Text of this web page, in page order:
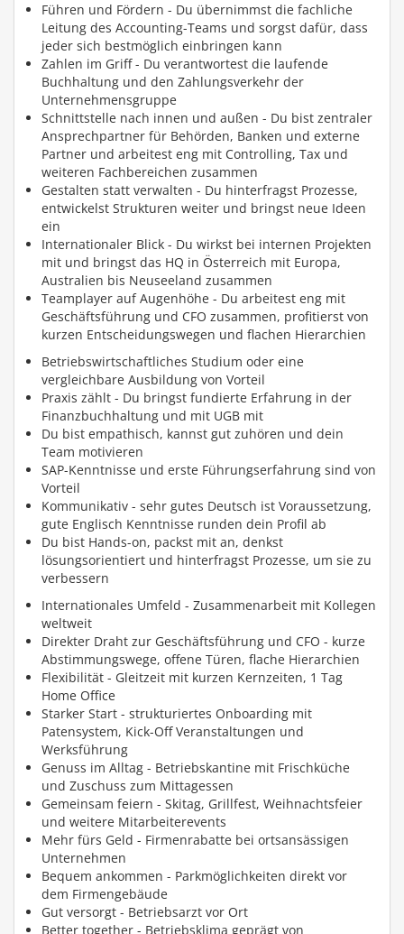
Führen und Fördern - Du übernimmst die fachliche
Leitung des Accounting-Teams und sorgst dafür, dass
jeder sich bestmöglich einbringen kann
Zahlen im Griff - Du verantwortest die laufende
Buchhaltung und den Zahlungsverkehr der
Unternehmensgruppe
Schnittstelle nach innen und außen - Du bist zentraler
Ansprechpartner für Behörden, Banken und externe
Partner und arbeitest eng mit Controlling, Tax und
weiteren Fachbereichen zusammen
Gestalten statt verwalten - Du hinterfragst Prozesse,
entwickelst Strukturen weiter und bringst neue Ideen
ein
Internationaler Blick - Du wirkst bei internen Projekten
mit und bringst das HQ in Österreich mit Europa,
Australien bis Neuseeland zusammen
Teamplayer auf Augenhöhe - Du arbeitest eng mit
Geschäftsführung und CFO zusammen, profitierst von
kurzen Entscheidungswegen und flachen Hierarchien
Betriebswirtschaftliches Studium oder eine
vergleichbare Ausbildung von Vorteil
Praxis zählt - Du bringst fundierte Erfahrung in der
Finanzbuchhaltung und mit UGB mit
Du bist empathisch, kannst gut zuhören und dein
Team motivieren
SAP-Kenntnisse und erste Führungserfahrung sind von
Vorteil
Kommunikativ - sehr gutes Deutsch ist Voraussetzung,
gute Englisch Kenntnisse runden dein Profil ab
Du bist Hands-on, packst mit an, denkst
lösungsorientiert und hinterfragst Prozesse, um sie zu
verbessern
Internationales Umfeld - Zusammenarbeit mit Kollegen
weltweit
Direkter Draht zur Geschäftsführung und CFO - kurze
Abstimmungswege, offene Türen, flache Hierarchien
Flexibilität - Gleitzeit mit kurzen Kernzeiten, 1 Tag
Home Office
Starker Start - strukturiertes Onboarding mit
Patensystem, Kick-Off Veranstaltungen und
Werksführung
Genuss im Alltag - Betriebskantine mit Frischküche
und Zuschuss zum Mittagessen
Gemeinsam feiern - Skitag, Grillfest, Weihnachtsfeier
und weitere Mitarbeiterevents
Mehr fürs Geld - Firmenrabatte bei ortsansässigen
Unternehmen
Bequem ankommen - Parkmöglichkeiten direkt vor
dem Firmengebäude
Gut versorgt - Betriebsarzt vor Ort
Better together - Betriebsklima geprägt von